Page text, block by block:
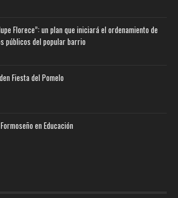
Florece”: un plan que iniciará el ordenamiento de
públicos del popular barrio
Fiesta del Pomelo
en Educación